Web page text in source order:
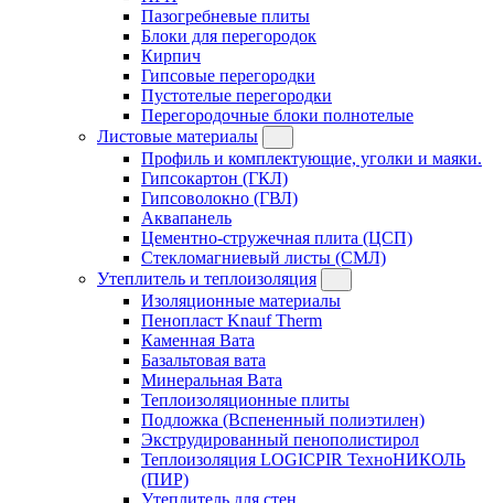
Пазогребневые плиты
Блоки для перегородок
Кирпич
Гипсовые перегородки
Пустотелые перегородки
Перегородочные блоки полнотелые
Листовые материалы
Профиль и комплектующие, уголки и маяки.
Гипсокартон (ГКЛ)
Гипсоволокно (ГВЛ)
Аквапанель
Цементно-стружечная плита (ЦСП)
Стекломагниевый листы (СМЛ)
Утеплитель и теплоизоляция
Изоляционные материалы
Пенопласт Knauf Therm
Каменная Вата
Базальтовая вата
Минеральная Вата
Теплоизоляционные плиты
Подложка (Вспененный полиэтилен)
Экструдированный пенополистирол
Теплоизоляция LOGICPIR ТехноНИКОЛЬ
(ПИР)
Утеплитель для стен